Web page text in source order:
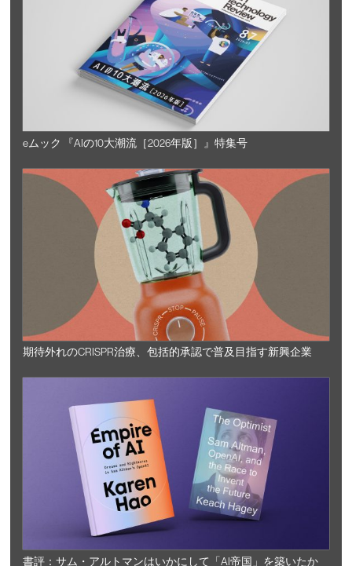
eムック 『AIの10大潮流［2026年版］』特集号
期待外れのCRISPR治療、包括的承認で普及目指す新興企業
書評：サム・アルトマンはいかにして「AI帝国」を築いたか